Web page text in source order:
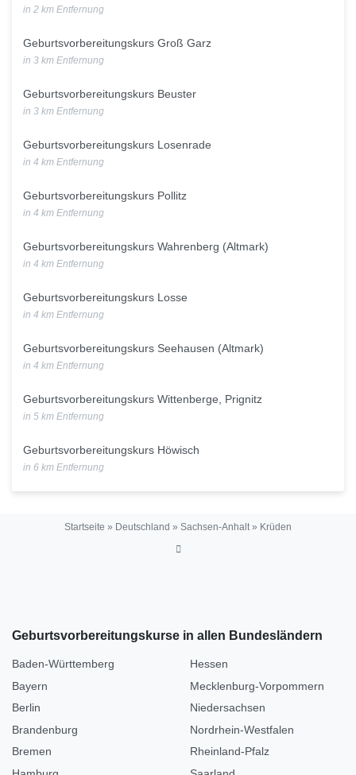
in 2 km Entfernung
Geburtsvorbereitungskurs Groß Garz
in 3 km Entfernung
Geburtsvorbereitungskurs Beuster
in 3 km Entfernung
Geburtsvorbereitungskurs Losenrade
in 4 km Entfernung
Geburtsvorbereitungskurs Pollitz
in 4 km Entfernung
Geburtsvorbereitungskurs Wahrenberg (Altmark)
in 4 km Entfernung
Geburtsvorbereitungskurs Losse
in 4 km Entfernung
Geburtsvorbereitungskurs Seehausen (Altmark)
in 4 km Entfernung
Geburtsvorbereitungskurs Wittenberge, Prignitz
in 5 km Entfernung
Geburtsvorbereitungskurs Höwisch
in 6 km Entfernung
Startseite » Deutschland » Sachsen-Anhalt» Krüden
Geburtsvorbereitungskurse in allen Bundesländern
Baden-Württemberg
Bayern
Berlin
Brandenburg
Bremen
Hessen
Mecklenburg-Vorpommern
Niedersachsen
Nordrhein-Westfalen
Rheinland-Pfalz